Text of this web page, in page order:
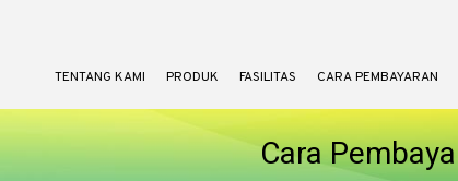
TENTANG KAMI PRODUK FASILITAS CARA PEMBAYARAN
Cara